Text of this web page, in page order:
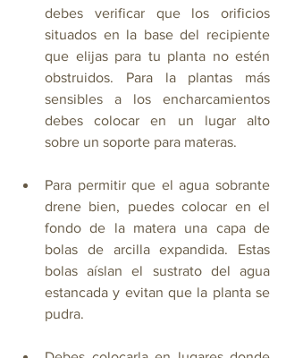
debes verificar que los orificios
situados en la base del recipiente
que elijas para tu planta no estén
obstruidos. Para la plantas más
sensibles a los encharcamientos
debes colocar en un lugar alto
sobre un soporte para materas.
Para permitir que el agua sobrante
drene bien, puedes colocar en el
fondo de la matera una capa de
bolas de arcilla expandida. Estas
bolas aíslan el sustrato del agua
estancada y evitan que la planta se
pudra.